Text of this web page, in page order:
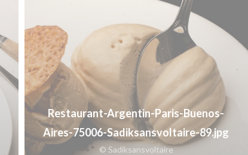
Restaurant-Argentin-Paris-Buenos-
Aires-75006-Sadiksansvoltaire-89.jpg
© Sadiksansvoltaire